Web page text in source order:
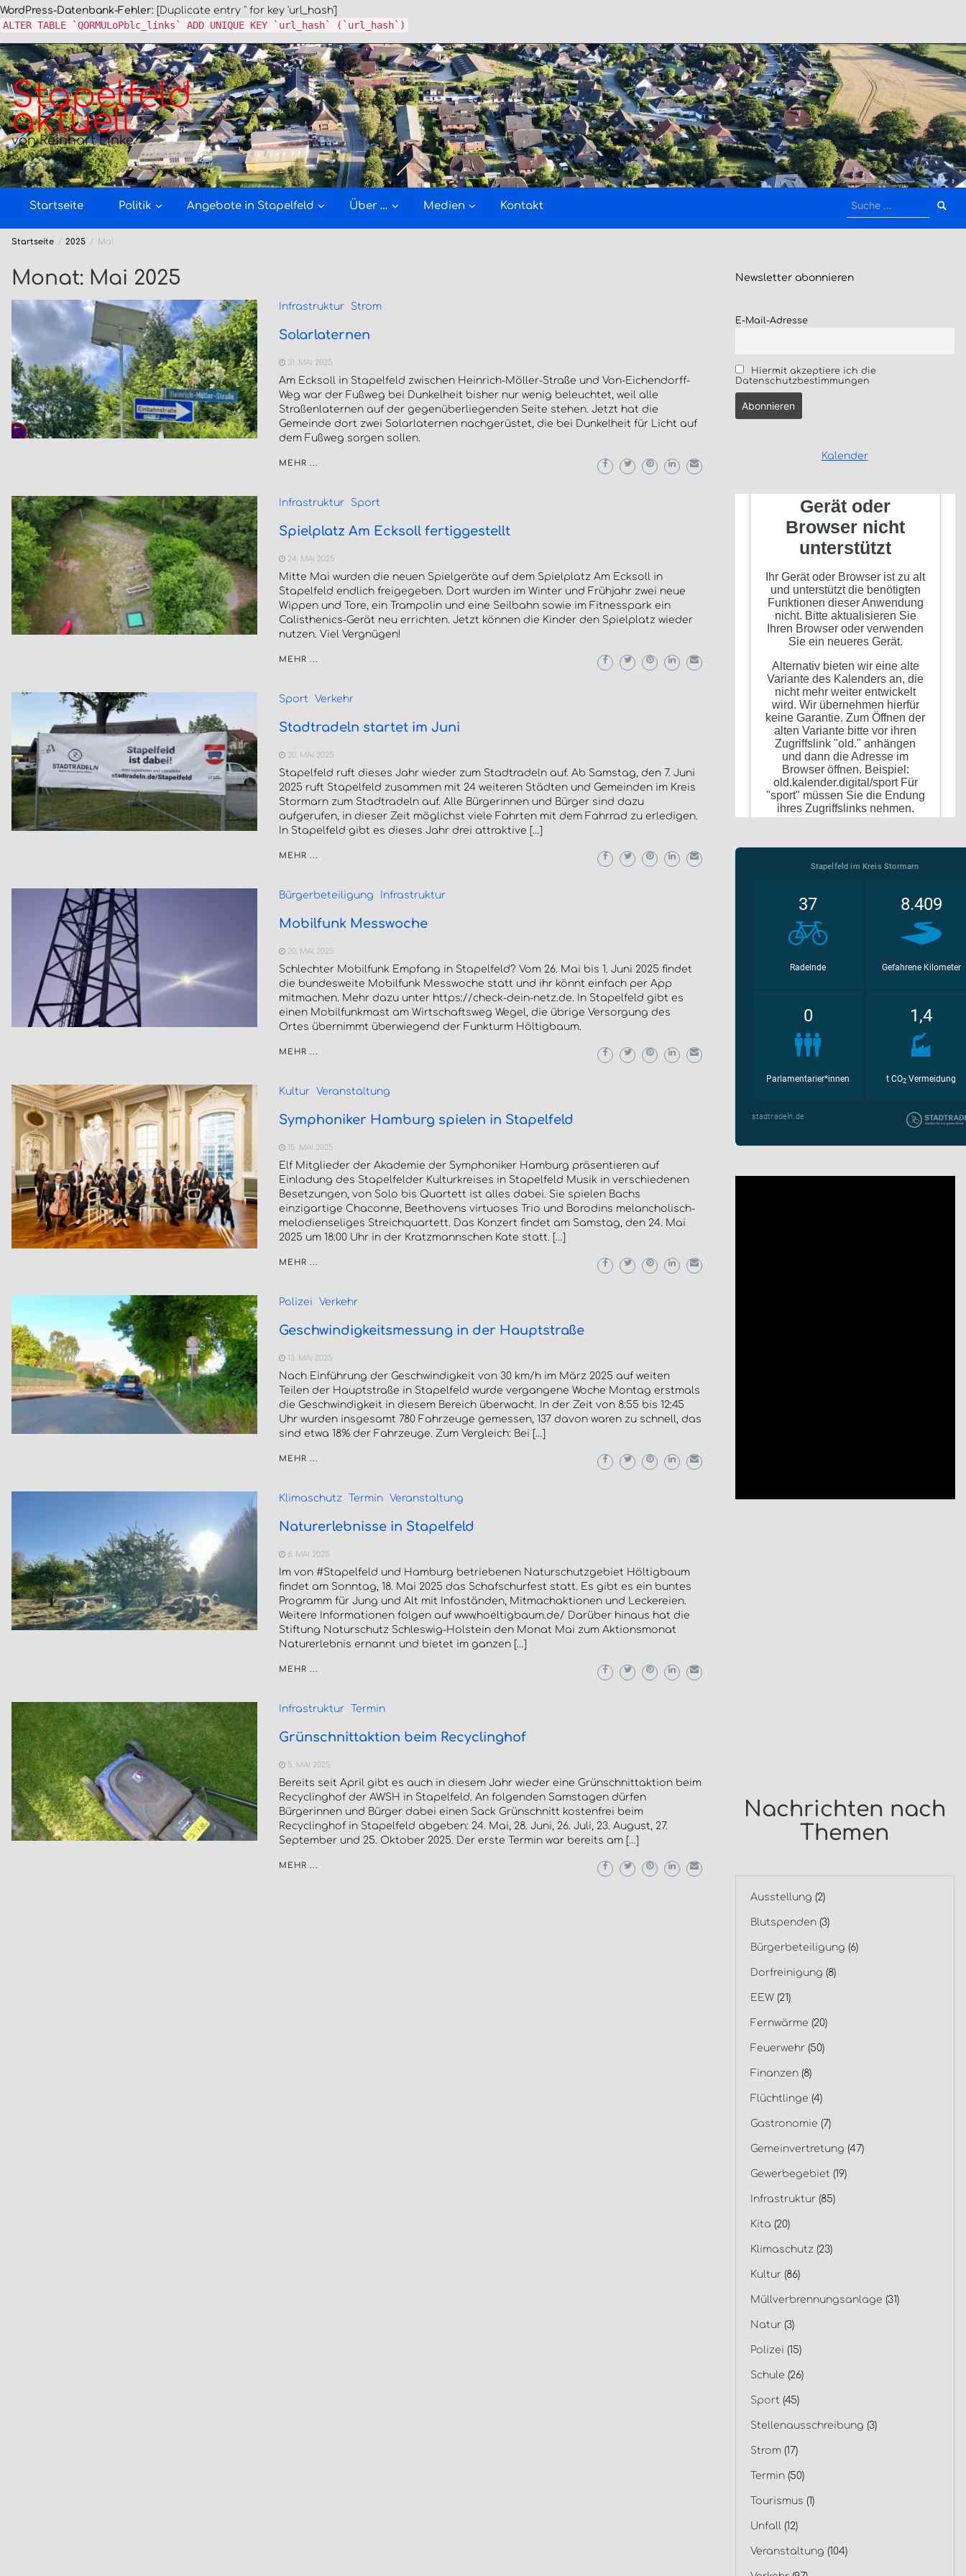
WordPress-Datenbank-Fehler: [Duplicate entry '' for key 'url_hash']
ALTER TABLE `QORMULoPblc_links` ADD UNIQUE KEY `url_hash` (`url_hash`)
Zum
Inhalt
springen
Stapelfeld
aktuell
von Reinhart Linke
Startseite Politik Angebote in Stapelfeld Über … Medien Kontakt
Suche
Startseite 2025 Mai
Monat: Mai 2025
Infrastruktur Strom
Solarlaternen
31. MAI 2025
Am Ecksoll in Stapelfeld zwischen Heinrich-Möller-Straße und Von-Eichendorff-
Weg war der Fußweg bei Dunkelheit bisher nur wenig beleuchtet, weil alle
Straßenlaternen auf der gegenüberliegenden Seite stehen. Jetzt hat die
Gemeinde dort zwei Solarlaternen nachgerüstet, die bei Dunkelheit für Licht auf
dem Fußweg sorgen sollen.
MEHR ...
Infrastruktur Sport
Spielplatz Am Ecksoll fertiggestellt
24. MAI 2025
Mitte Mai wurden die neuen Spielgeräte auf dem Spielplatz Am Ecksoll in
Stapelfeld endlich freigegeben. Dort wurden im Winter und Frühjahr zwei neue
Wippen und Tore, ein Trampolin und eine Seilbahn sowie im Fitnesspark ein
Calisthenics-Gerät neu errichten. Jetzt können die Kinder den Spielplatz wieder
nutzen. Viel Vergnügen!
MEHR ...
Sport Verkehr
Stadtradeln startet im Juni
20. MAI 2025
Stapelfeld ruft dieses Jahr wieder zum Stadtradeln auf. Ab Samstag, den 7. Juni
2025 ruft Stapelfeld zusammen mit 24 weiteren Städten und Gemeinden im Kreis
Stormarn zum Stadtradeln auf. Alle Bürgerinnen und Bürger sind dazu
aufgerufen, in dieser Zeit möglichst viele Fahrten mit dem Fahrrad zu erledigen.
In Stapelfeld gibt es dieses Jahr drei attraktive […]
MEHR ...
Bürgerbeteiligung Infrastruktur
Mobilfunk Messwoche
20. MAI 2025
Schlechter Mobilfunk Empfang in Stapelfeld? Vom 26. Mai bis 1. Juni 2025 findet
die bundesweite Mobilfunk Messwoche statt und ihr könnt einfach per App
mitmachen. Mehr dazu unter https://check-dein-netz.de. In Stapelfeld gibt es
einen Mobilfunkmast am Wirtschaftsweg Wegel, die übrige Versorgung des
Ortes übernimmt überwiegend der Funkturm Höltigbaum.
MEHR ...
Kultur Veranstaltung
Symphoniker Hamburg spielen in Stapelfeld
15. MAI 2025
Elf Mitglieder der Akademie der Symphoniker Hamburg präsentieren auf
Einladung des Stapelfelder Kulturkreises in Stapelfeld Musik in verschiedenen
Besetzungen, von Solo bis Quartett ist alles dabei. Sie spielen Bachs
einzigartige Chaconne, Beethovens virtuoses Trio und Borodins melancholisch-
melodienseliges Streichquartett. Das Konzert findet am Samstag, den 24. Mai
2025 um 18:00 Uhr in der Kratzmannschen Kate statt. […]
MEHR ...
Polizei Verkehr
Geschwindigkeitsmessung in der Hauptstraße
13. MAI 2025
Nach Einführung der Geschwindigkeit von 30 km/h im März 2025 auf weiten
Teilen der Hauptstraße in Stapelfeld wurde vergangene Woche Montag erstmals
die Geschwindigkeit in diesem Bereich überwacht. In der Zeit von 8:55 bis 12:45
Uhr wurden insgesamt 780 Fahrzeuge gemessen, 137 davon waren zu schnell, das
sind etwa 18% der Fahrzeuge. Zum Vergleich: Bei […]
MEHR ...
Klimaschutz Termin Veranstaltung
Naturerlebnisse in Stapelfeld
6. MAI 2025
Im von #Stapelfeld und Hamburg betriebenen Naturschutzgebiet Höltigbaum
findet am Sonntag, 18. Mai 2025 das Schafschurfest statt. Es gibt es ein buntes
Programm für Jung und Alt mit Infoständen, Mitmachaktionen und Leckereien.
Weitere Informationen folgen auf www.hoeltigbaum.de/ Darüber hinaus hat die
Stiftung Naturschutz Schleswig-Holstein den Monat Mai zum Aktionsmonat
Naturerlebnis ernannt und bietet im ganzen […]
MEHR ...
Infrastruktur Termin
Grünschnittaktion beim Recyclinghof
5. MAI 2025
Bereits seit April gibt es auch in diesem Jahr wieder eine Grünschnittaktion beim
Recyclinghof der AWSH in Stapelfeld. An folgenden Samstagen dürfen
Bürgerinnen und Bürger dabei einen Sack Grünschnitt kostenfrei beim
Recyclinghof in Stapelfeld abgeben: 24. Mai, 28. Juni, 26. Juli, 23. August, 27.
September und 25. Oktober 2025. Der erste Termin war bereits am […]
MEHR ...
Newsletter abonnieren
E-Mail-Adresse
Hiermit akzeptiere ich die
Datenschutzbestimmungen
Kalender
Nachrichten nach
Themen
Ausstellung (2)
Blutspenden(3)
Bürgerbeteiligung (6)
Dorfreinigung (8)
EEW(21)
Fernwärme (20)
Feuerwehr(50)
Finanzen(8)
Flüchtlinge (4)
Gastronomie (7)
Gemeinvertretung (47)
Gewerbegebiet (19)
Infrastruktur(85)
Kita (20)
Klimaschutz (23)
Kultur(86)
Müllverbrennungsanlage (31)
Natur(3)
Polizei (15)
Schule (26)
Sport (45)
Stellenausschreibung (3)
Strom(17)
Termin(50)
Tourismus (1)
Unfall (12)
Veranstaltung (104)